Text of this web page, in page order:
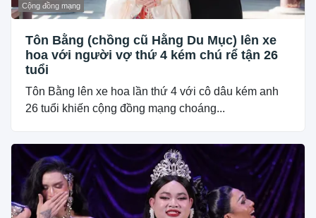
Cộng đồng mạng
Tôn Bằng (chồng cũ Hằng Du Mục) lên xe
hoa với người vợ thứ 4 kém chú rể tận 26
tuổi
Tôn Bằng lên xe hoa lần thứ 4 với cô dâu kém anh
26 tuổi khiến cộng đồng mạng choáng...